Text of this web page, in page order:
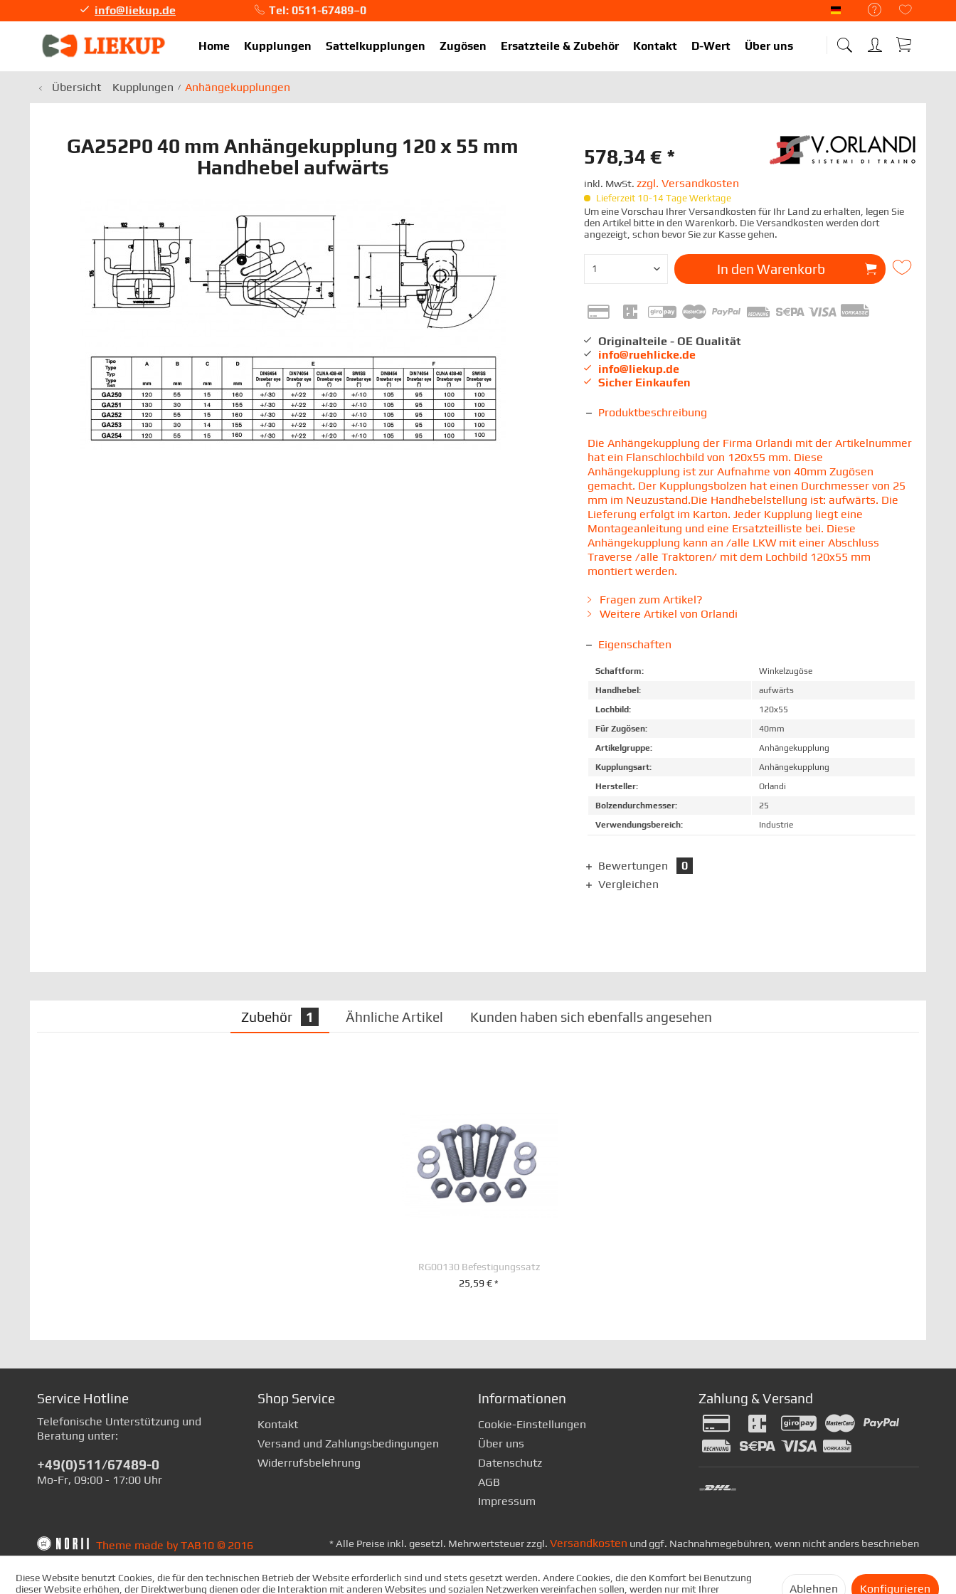
Liekup Deutsch
info@liekup.de
Tel: 0511-67489–0
Home
Kupplungen Sattelkupplungen Zugösen Ersatzteile & Zubehör Kontakt D-Wert Über uns
Übersicht Kupplungen Anhängekupplungen
GA252P0 40 mm Anhängekupplung 120 x 55 mm
Handhebel aufwärts
578,34 € *
inkl. MwSt. zzgl. Versandkosten
Lieferzeit 10-14 Tage Werktage
Um eine Vorschau Ihrer Versandkosten für Ihr Land zu erhalten, legen Sie
den Artikel bitte in den Warenkorb. Die Versandkosten werden dort
angezeigt, schon bevor Sie zur Kasse gehen.
In den Warenkorb
Originalteile - OE Qualität
info@ruehlicke.de
info@liekup.de
Sicher Einkaufen
Produktbeschreibung
Die Anhängekupplung der Firma Orlandi mit der Artikelnummer
hat ein Flanschlochbild von 120x55 mm. Diese
Anhängekupplung ist zur Aufnahme von 40mm Zugösen
gemacht. Der Kupplungsbolzen hat einen Durchmesser von 25
mm im Neuzustand.Die Handhebelstellung ist: aufwärts. Die
Lieferung erfolgt im Karton. Jeder Kupplung liegt eine
Montageanleitung und eine Ersatzteilliste bei. Diese
Anhängekupplung kann an /alle LKW mit einer Abschluss
Traverse /alle Traktoren/ mit dem Lochbild 120x55 mm
montiert werden.
Fragen zum Artikel?
Weitere Artikel von Orlandi
Eigenschaften
Schaftform:
Winkelzugöse
Handhebel:
aufwärts
Lochbild:
120x55
Für Zugösen:
40mm
Artikelgruppe:
Anhängekupplung
Kupplungsart:
Anhängekupplung
Hersteller:
Orlandi
Bolzendurchmesser:
25
Verwendungsbereich:
Industrie
Bewertungen
0
Vergleichen
Zubehör 1 Ähnliche Artikel Kunden haben sich ebenfalls angesehen
RG00130 Befestigungssatz
25,59 € *
Service Hotline
Telefonische Unterstützung und
Beratung unter:
+49(0)511/67489-0
Mo-Fr, 09:00 - 17:00 Uhr
Shop Service
Kontakt
Versand und Zahlungsbedingungen
Widerrufsbelehrung
Informationen
Cookie-Einstellungen
Über uns
Datenschutz
AGB
Impressum
Zahlung & Versand
* Alle Preise inkl. gesetzl. Mehrwertsteuer zzgl. Versandkosten und ggf. Nachnahmegebühren, wenn nicht anders beschrieben
Theme made by TAB10 © 2016
Diese Website benutzt Cookies, die für den technischen Betrieb der Website erforderlich sind und stets gesetzt werden. Andere Cookies, die den Komfort bei Benutzung
dieser Website erhöhen, der Direktwerbung dienen oder die Interaktion mit anderen Websites und sozialen Netzwerken vereinfachen sollen, werden nur mit Ihrer
Ablehnen Konfigurieren